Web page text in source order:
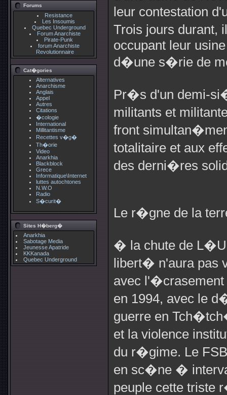
Forums
Resistance
Les Insoumis
Quebec Underground
Forum Anarchiste
Pirate-Punk
forum Anarchiste
Revolutionnaire
Cat�gories
Alternatives
Anarchisme
Anglais
Appel
Autres
Citations
�cologie
International
Millitantisme
Recettes v�g�
Th�orie
Video
Anarkhia
Blackblock
Grece
Informatique\Internet
luttes autochtones
N.W.O
Radio
S�curit�
Sites H�berg�
Anarkhia
Sabotage Media
Jeunesse Apatride
KKKanada
Quebec Underground
leur contestation
Trois jours durant,
occupant leur
d�une s�rie de
Pr�s d'un demi-
militants et
front
totalitaire et aux
des derni�res
Le r�gne de la
� la chute de
libert� n'aura pas
avec
en 1994, avec le
guerre en
et la violence
du r�gime. Le
en sc�ne �
peuple cette triste